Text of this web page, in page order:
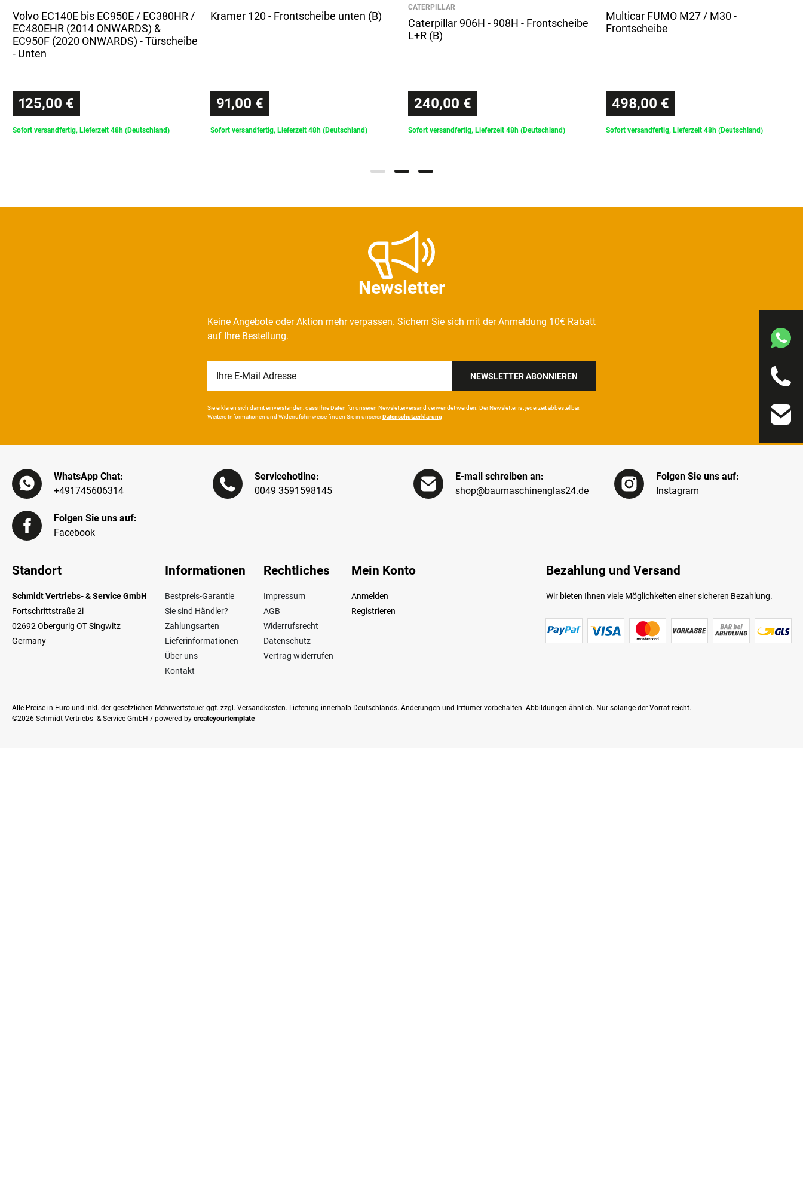
Volvo EC140E bis EC950E / EC380HR /
EC480EHR (2014 ONWARDS) &
EC950F (2020 ONWARDS) - Türscheibe
- Unten
125,00 €
Sofort versandfertig, Lieferzeit 48h (Deutschland)
Kramer 120 - Frontscheibe unten (B)
91,00 €
Sofort versandfertig, Lieferzeit 48h (Deutschland)
CATERPILLAR
Caterpillar 906H - 908H - Frontscheibe
L+R (B)
240,00 €
Sofort versandfertig, Lieferzeit 48h (Deutschland)
Multicar FUMO M27 / M30 -
Frontscheibe
498,00 €
Sofort versandfertig, Lieferzeit 48h (Deutschland)
Newsletter
Keine Angebote oder Aktion mehr verpassen. Sichern Sie sich mit der Anmeldung 10€ Rabatt
auf Ihre Bestellung.
Honig
NEWSLETTER ABONNIEREN
Sie erklären sich damit ein­ver­standen, dass Ihre Da­ten für unseren News­letter­versand ver­wen­det werden. Der News­letter ist jeder­zeit ab­bestel­lbar.
Weitere Infor­mationen und Wider­rufshin­weise finden Sie in unsererDaten­schutz­erklärung
WhatsApp Chat:
+491745606314
Servicehotline:
0049 3591598145
E-mail schreiben an:
shop@baumaschinenglas24.de
Folgen Sie uns auf:
Instagram
Folgen Sie uns auf:
Facebook
Standort
Schmidt Vertriebs- & Service GmbH
Fortschrittstraße 2i
02692 Obergurig OT Singwitz
Germany
Informationen
Bestpreis-Garantie
Sie sind Händler?
Zahlungsarten
Lieferinformationen
Über uns
Kontakt
Rechtliches
Impressum
AGB
Widerrufsrecht
Datenschutz
Vertrag widerrufen
Mein Konto
Anmelden
Registrieren
Bezahlung und Versand
Wir bieten Ihnen viele Möglichkeiten einer sicheren Bezahlung.
Alle Preise in Euro und inkl. der gesetzlichen Mehrwertsteuer ggf. zzgl. Versandkosten. Lieferung innerhalb Deutschlands. Änderungen und Irrtümer vorbehalten. Abbildungen ähnlich. Nur solange der Vorrat reicht.
©2026 Schmidt Vertriebs- & Service GmbH / powered by createyourtemplate